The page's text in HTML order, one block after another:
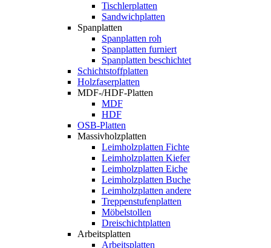
Tischlerplatten
Sandwichplatten
Spanplatten
Spanplatten roh
Spanplatten furniert
Spanplatten beschichtet
Schichtstoffplatten
Holzfaserplatten
MDF-/HDF-Platten
MDF
HDF
OSB-Platten
Massivholzplatten
Leimholzplatten Fichte
Leimholzplatten Kiefer
Leimholzplatten Eiche
Leimholzplatten Buche
Leimholzplatten andere
Treppenstufenplatten
Möbelstollen
Dreischichtplatten
Arbeitsplatten
Arbeitsplatten